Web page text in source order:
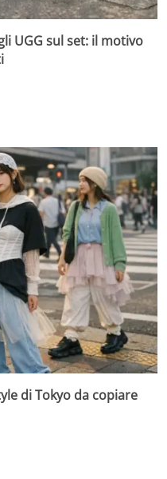
UGG sul set: il motivo
di Tokyo da copiare